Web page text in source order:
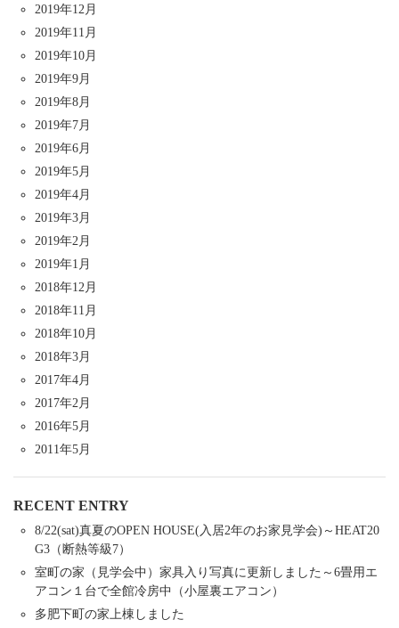
2019年12月
2019年11月
2019年10月
2019年9月
2019年8月
2019年7月
2019年6月
2019年5月
2019年4月
2019年3月
2019年2月
2019年1月
2018年12月
2018年11月
2018年10月
2018年3月
2017年4月
2017年2月
2016年5月
2011年5月
RECENT ENTRY
8/22(sat)真夏のOPEN HOUSE(入居2年のお家見学会)～HEAT20
G3（断熱等級7）
室町の家（見学会中）家具入り写真に更新しました～6畳用エ
アコン１台で全館冷房中（小屋裏エアコン）
多肥下町の家上棟しました